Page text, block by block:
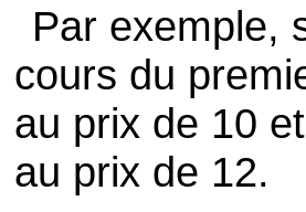
Par exemple,
cours du
au prix de 10
au prix de 12.